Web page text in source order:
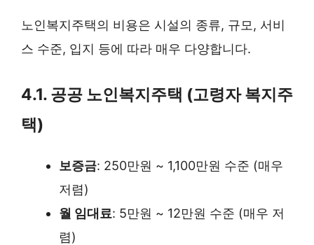
노인복지주택의 비용은 시설의 종류, 규모, 서비
스 수준, 입지 등에 따라 매우 다양합니다.
4.1. 공공 노인복지주택 (고령자 복지주
택)
보증금: 250만원 ~ 1,100만원 수준 (매우
저렴)
월 임대료: 5만원 ~ 12만원 수준 (매우 저
렴)